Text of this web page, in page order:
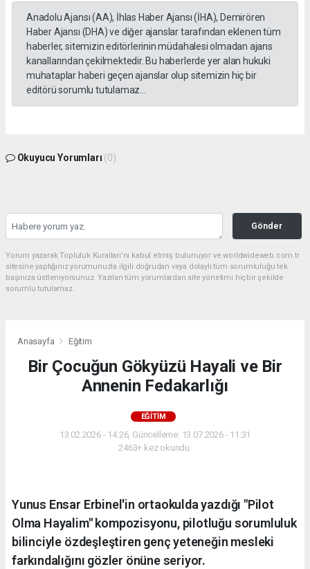
Anadolu Ajansı (AA), İhlas Haber Ajansı (İHA), Demirören
Haber Ajansı (DHA) ve diğer ajanslar tarafından eklenen tüm
haberler, sitemizin editörlerinin müdahalesi olmadan ajans
kanallarından çekilmektedir. Bu haberlerde yer alan hukuki
muhataplar haberi geçen ajanslar olup sitemizin hiç bir
editörü sorumlu tutulamaz...
Okuyucu Yorumları (0)
Gönder
Yorum yazarak Topluluk Kuralları’nı kabul etmiş bulunuyor ve worldwideweb.com.tr
sitesine yaptığınız yorumunuzla ilgili doğrudan veya dolaylı tüm sorumluluğu tek
başınıza üstleniyorsunuz. Yazılan tüm yorumlardan site yönetimi hiçbir şekilde
sorumlu tutulamaz.
Anasayfa Eğitim
Bir Çocuğun Gökyüzü Hayali ve Bir
Annenin Fedakarlığı
EĞITIM
13.02.2026 - 14:26, Güncelleme: 13.07.2026 - 11:31
2463+ kez okundu.
Yunus Ensar Erbinel'in ortaokulda yazdığı "Pilot
Olma Hayalim" kompozisyonu, pilotluğu sorumluluk
bilinciyle özdeşleştiren genç yeteneğin mesleki
farkındalığını gözler önüne seriyor.